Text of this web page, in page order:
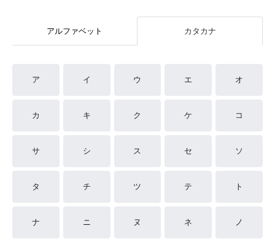
アルファベット カタカナ
ア イ ウ エ オ
カ キ ク ケ コ
サ シ ス セ ソ
タ チ ツ テ ト
ナ ニ ヌ ネ ノ